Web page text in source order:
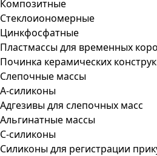
Композитные
Стеклоиономерные
Цинкфосфатные
Пластмассы для временных
Починка керамических
Слепочные массы
А-силиконы
Адгезивы для слепочных масс
Альгинатные массы
С-силиконы
Силиконы для регистрации